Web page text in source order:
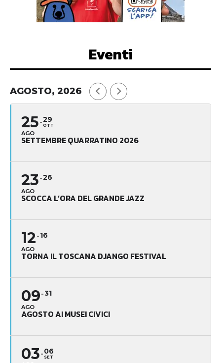
Eventi
AGOSTO, 2026
25
AGO
29
OTT
SETTEMBRE QUARRATINO 2026
23
AGO
26
SCOCCA L’ORA DEL GRANDE JAZZ
12
AGO
16
TORNA IL TOSCANA DJANGO FESTIVAL
09
AGO
31
AGOSTO AI MUSEI CIVICI
03 06
SET